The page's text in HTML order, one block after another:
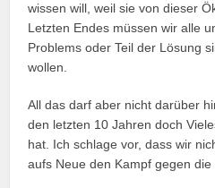
wissen will, weil sie von dieser
Letzten Endes müssen wir alle
Problems oder Teil der Lösung
wollen.
All das darf aber nicht darüber
den letzten 10 Jahren doch
hat. Ich schlage vor, dass wir
aufs Neue den Kampf gegen